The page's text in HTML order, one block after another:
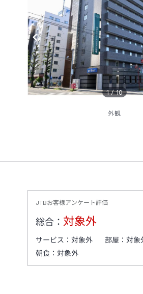
1 /10
外観
JTBお客様アンケート評価
総合： 対象外
サービス： 対象外 部屋： 対象
朝食： 対象外